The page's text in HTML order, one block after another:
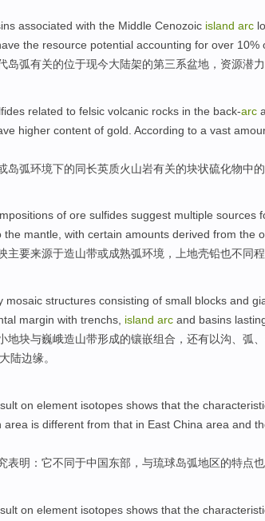
associated with the Middle Cenozoic island arc
the resource potential accounting for over 10%
岛弧有关的位于现今大陆架的第三系盆地 ， 资源潜力
related to felsic volcanic rocks in the back-arc
higher content of gold . According to a vast
岛弧环境下的同长英质火山岩有关的块状硫化物中的
of ore sulfides suggest multiple sources
the mantle, with certain amounts derived from the
主要来源于造山带或成熟弧环境，上地壳铅也不同
mosaic structures consisting of small blocks and
margin with trenchs island arc and basins
地块与巍峨造山带形成的镶嵌组合， 还有以沟 弧
大陆边缘。
on element isotopes shows that the
area is different from that in East China area and
表明 ：它不同于中国东部 ， 与琉球岛弧地区的特点
on element isotopes shows that the